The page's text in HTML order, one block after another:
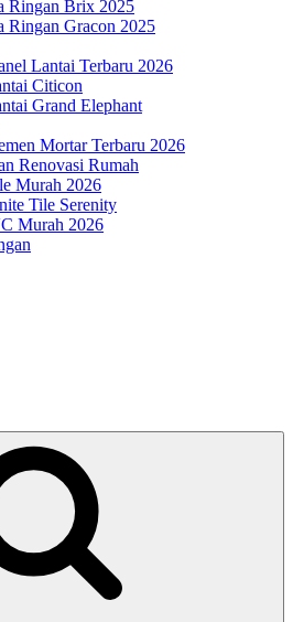
Ringan Brix 2025
Ringan Gracon 2025
Lantai Terbaru 2026
Citicon
Grand Elephant
Mortar Terbaru 2026
Renovasi Rumah
Murah 2026
Tile Serenity
Murah 2026